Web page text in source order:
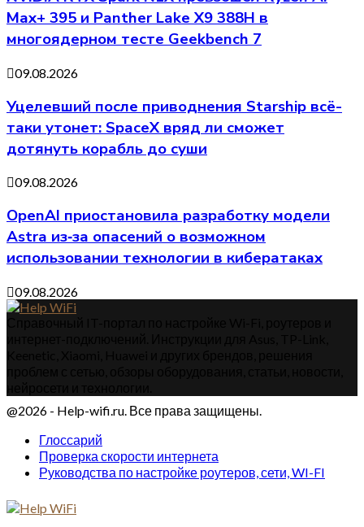
Max+ 395 и Panther Lake X9 388H в
многоядерном тесте Geekbench 7
09.08.2026
Уцелевший после приводнения Starship всё-
таки утонет: SpaceX вряд ли сможет
дотянуть корабль до суши
09.08.2026
OpenAI приостановила разработку модели
Astra из‑за опасений о возможном
использовании технологии в кибератаках
09.08.2026
@2026 - Help-wifi.ru. Все права защищены.
Глоссарий
Проверка скорости интернета
Руководства по настройке роутеров, сети, WI-FI